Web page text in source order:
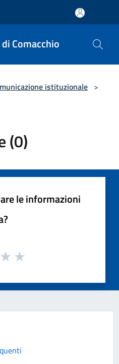
Comacchio
istituzionale >
(0)
le informazioni